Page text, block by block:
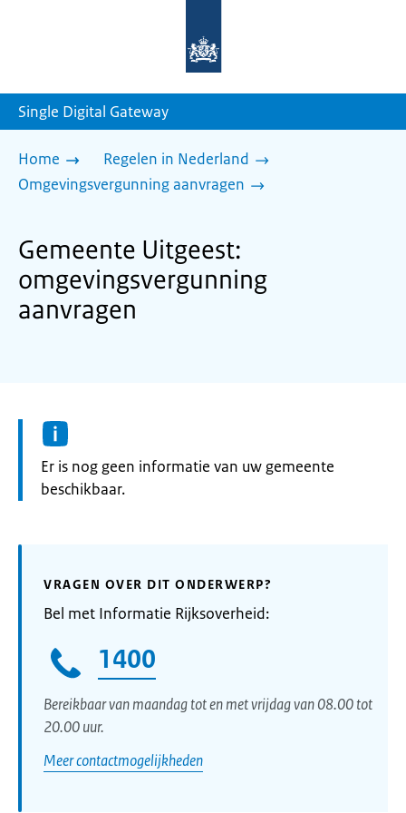
homepage
Single Digital Gateway
Home
Regelen in Nederland
Omgevingsvergunning aanvragen
Gemeente Uitgeest:
omgevingsvergunning
aanvragen
Informatie:
Er is nog geen informatie van uw gemeente
beschikbaar.
VRAGEN OVER DIT ONDERWERP?
Bel met Informatie Rijksoverheid:
1400
Bereikbaar van maandag tot en met vrijdag van 08.00 tot
20.00 uur.
Meer contactmogelijkheden